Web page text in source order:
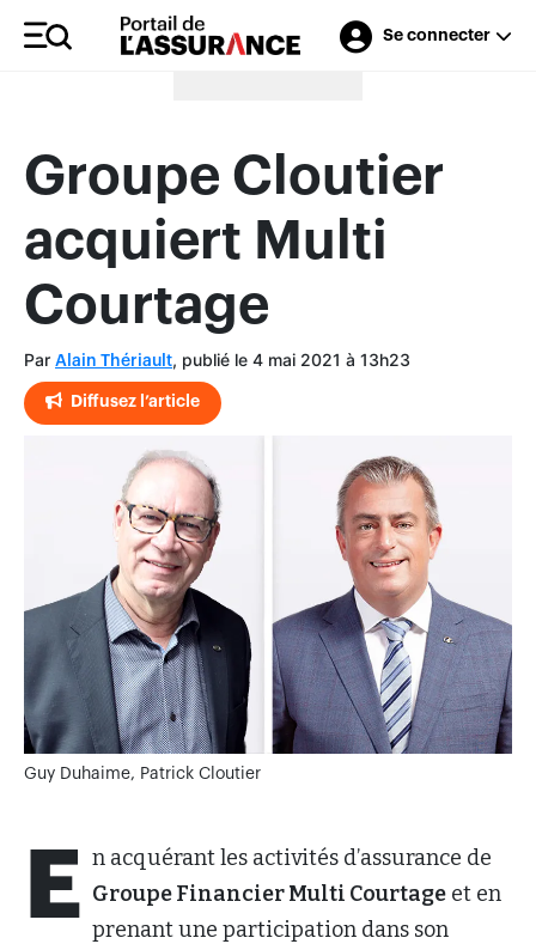
Se connecter
Merci à nos annonceurs
Groupe Cloutier
acquiert Multi
Courtage
Par Alain Thériault, publié le 4 mai 2021 à 13h23
Diffusez l’article
Guy Duhaime, Patrick Cloutier
E n acquérant les activités d’assurance de
Groupe Financier Multi Courtage et en
prenant une participation dans son